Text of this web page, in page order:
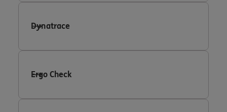
Dynatrace
Ergo Check